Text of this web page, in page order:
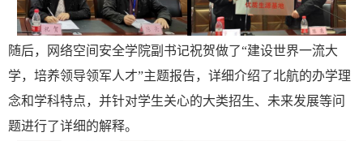
随后，网络空间安全学院副书记祝贺做了“建设世界一流大
学，培养领导领军人才”主题报告，详细介绍了北航的办学理
念和学科特点，并针对学生关心的大类招生、未来发展等问
题进行了详细的解释。